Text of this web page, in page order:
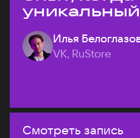
на рынке?
Илья
VK, RuStore
Смотреть запись